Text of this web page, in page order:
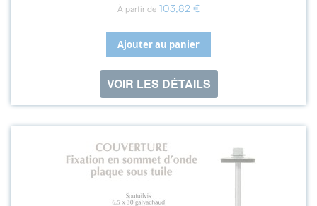
À partir de 103,82 €
Ajouter au panier
VOIR LES DÉTAILS